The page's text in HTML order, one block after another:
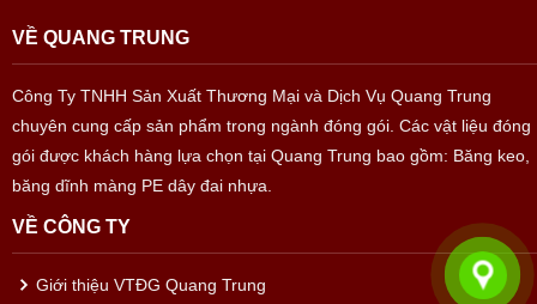
VỀ QUANG TRUNG
Công Ty TNHH Sản Xuất Thương Mại và Dịch Vụ Quang Trung
chuyên cung cấp sản phẩm trong ngành đóng gói. Các vật liệu đóng
gói được khách hàng lựa chọn tại Quang Trung bao gồm: Băng keo,
băng dĩnh màng PE dây đai nhựa.
VỀ CÔNG TY
Giới thiệu VTĐG Quang Trung